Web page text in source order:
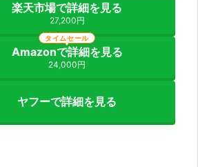
楽天市場で詳細を見る
27,200円
Amazonで詳細を見る
24,000円
タイムセール
ヤフーで詳細を見る